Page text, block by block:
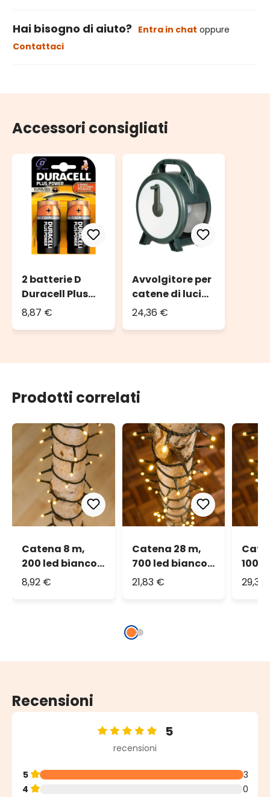
Hai bisogno di aiuto? Entra in chat oppure
Contattaci
Accessori consigliati
2 batterie D
Duracell Plus
Power (torcia)
8,87 €
Avvolgitore per
catene di luci
fino a 2000 led
24,36 €
Prodotti correlati
Catena 8 m,
200 led bianco
caldo, cavo
8,92 €
Catena 28 m,
700 led bianco
caldo, cavo
21,83 €
1000
Recensioni
Valutazione media di 5 su 5 stelle
5
recensioni
5
3
4
0